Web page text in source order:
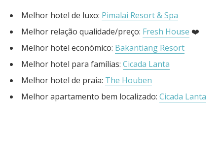
Melhor hotel de luxo: Pimalai Resort & Spa
Melhor relação qualidade/preço: Fresh House ❤️
Melhor hotel económico: Bakantiang Resort
Melhor hotel para famílias: Cicada Lanta
Melhor hotel de praia: The Houben
Melhor apartamento bem localizado: Cicada Lanta